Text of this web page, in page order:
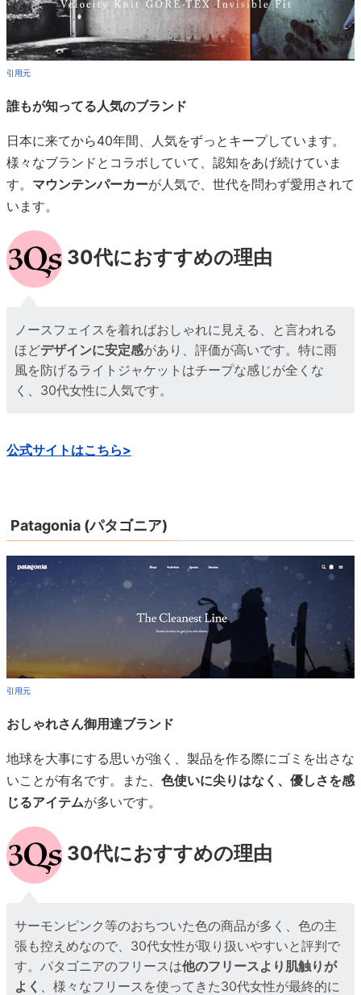
引用元
誰もが知ってる人気のブランド
日本に来てから40年間、人気をずっとキープしています。
様々なブランドとコラボしていて、認知をあげ続けていま
す。 マウンテンパーカーが人気で、世代を問わず愛用されて
います。
30代におすすめの理由
ノースフェイスを着ればおしゃれに見える、と言われる
ほどデザインに安定感があり、評価が高いです。特に雨
風を防げるライトジャケットはチープな感じが全くな
く、30代女性に人気です。
公式サイトはこちら>
Patagonia (パタゴニア)
引用元
おしゃれさん御用達ブランド
地球を大事にする思いが強く、製品を作る際にゴミを出さな
いことが有名です。また、 色使いに尖りはなく、優しさを感
じるアイテムが多いです。
30代におすすめの理由
サーモンピンク等のおちついた色の商品が多く、色の主
張も控えめなので、30代女性が取り扱いやすいと評判で
す。パタゴニアのフリースは他のフリースより肌触りが
よく
、様々なフリースを使ってきた30代女性が最終的に